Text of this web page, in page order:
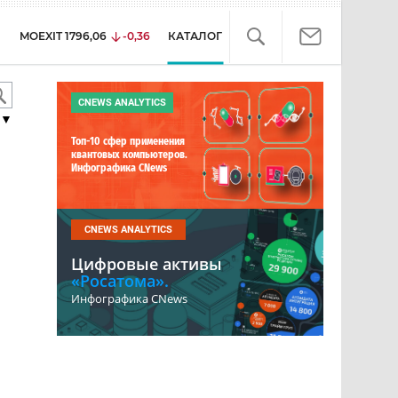
MOEXIT 1796,06 -0,36 КАТАЛОГ
▼
CNEWS ANALYTICS
Топ-10 сфер применения
квантовых компьютеров.
Инфографика CNews
CNEWS ANALYTICS
Цифровые активы
«Росатома».
Инфографика CNews